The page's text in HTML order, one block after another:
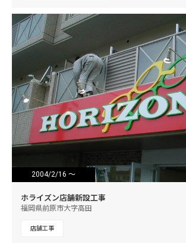
2004/2/16 ～
ホライズン店舗新設工事
福岡県前原市大字高田
店舗工事